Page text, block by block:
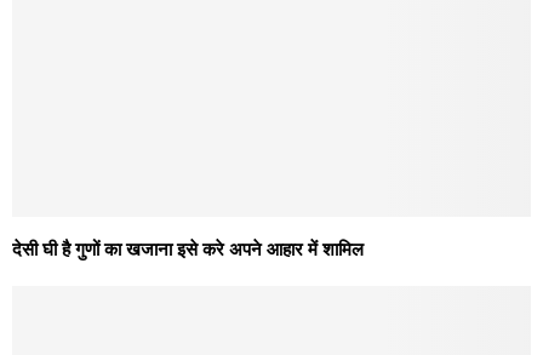
देसी घी है गुणों का खजाना इसे करे अपने आहार में शामिल